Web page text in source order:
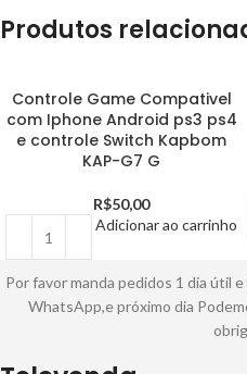
Produtos
Controle Game Compativel
com Iphone Android ps3 ps4
e controle Switch Kapbom
KAP-G7 G
R$50,00
Adicionar ao carrinho
Por favor manda pedidos 1 dia útil
WhatsApp,e próximo dia